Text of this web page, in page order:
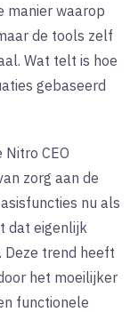
manier waarop
de tools zelf
Wat telt is hoe
gebaseerd
Nitro CEO
zorg aan de
nu als
dat eigenlijk
trend heeft
het moeilijker
functionele